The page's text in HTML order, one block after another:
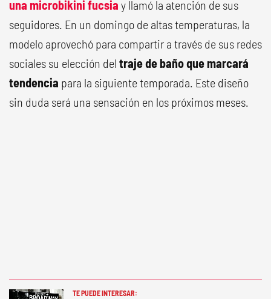
una microbikini fucsia y llamó la atención de sus
seguidores. En un domingo de altas temperaturas, la
modelo aprovechó para compartir a través de sus redes
sociales su elección del traje de baño que marcará
tendencia para la siguiente temporada. Este diseño
sin duda será una sensación en los próximos meses.
TE PUEDE INTERESAR: